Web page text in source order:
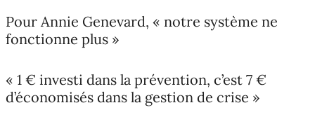
Pour Annie Genevard, « notre système ne
fonctionne plus »
« 1 € investi dans la prévention, c’est 7 €
d’économisés dans la gestion de crise »